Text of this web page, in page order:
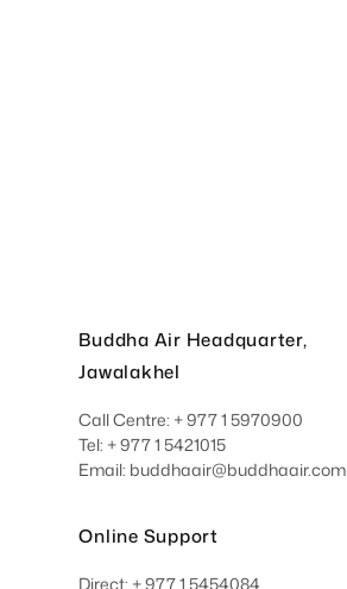
Buddha Air Headquarter,
Jawalakhel
Call Centre: + 977 1 5970900
Tel: + 977 1 5421015
Email: buddhaair@buddhaair.com
Online Support
Direct: + 977 1 5454084